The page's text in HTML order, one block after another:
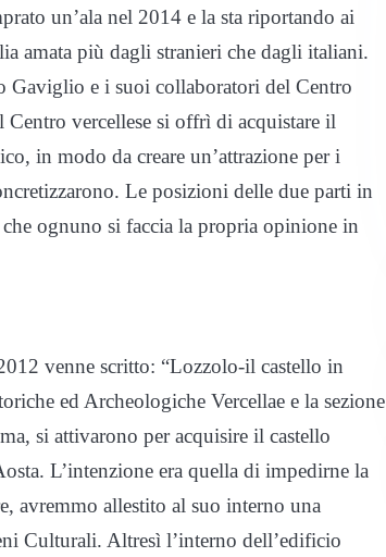
un’ala nel 2014 e la sta riportando ai
amata più dagli stranieri che dagli italiani.
Gaviglio e i suoi collaboratori del Centro
vercellese si offrì di acquistare il
in modo da creare un’attrazione per i
Le posizioni delle due parti in
ognuno si faccia la propria opinione in
venne scritto: “Lozzolo-il castello in
ed Archeologiche Vercellae e la sezione
si attivarono per acquisire il castello
L’intenzione era quella di impedirne la
avremmo allestito al suo interno una
Culturali. Altresì l’interno dell’edificio